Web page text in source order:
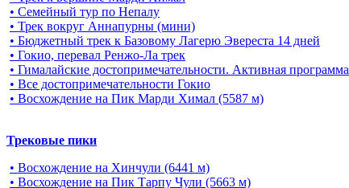
• Семейный тур по Непалу
• Трек вокруг Аннапурны (мини)
• Бюджетный трек к Базовому Лагерю Эвереста 14 дней
• Гокио, перевал Ренжо-Ла трек
• Гималайские достопримечательности. Активная программа
• Все достопримечательности Гокио
• Восхождение на Пик Марди Химал (5587 м)
Трековые пики
• Восхождение на Хинчули (6441 м)
• Восхождение на Пик Тарпу Чули (5663 м)